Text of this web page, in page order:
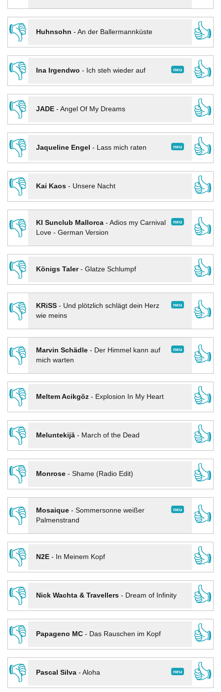
👎
Huhnsohn - An der Ballermannküste
👍
👎
neu
Ina Irgendwo - Ich steh wieder auf
👍
👎
JADE- Angel Of My Dreams
👍
👎
neu
Jaqueline Engel - Lass mich raten
👍
👎
Kai Kaos- Unsere Nacht
👍
👎
neu
KI Sunclub Mallorca- Adios my Carnival
Love - German Version
👍
👎
Königs Taler- Glatze Schlumpf
👍
👎
neu
KRiSS- Und plötzlich schlägt dein Herz
wie meins
👍
👎 neu
Marvin Schädle- Der Himmel kann auf
mich warten
👍
👎
Meltem Acikgöz- Explosion In My Heart
👍
👎
Meluntekijä- March of the Dead
👍
👎
Monrose- Shame (Radio Edit)
👍
👎
neu
Mosaique- Sommersonne weißer
Palmenstrand
👍
👎
N2E- In Meinem Kopf
👍
👎
Nick Wachta & Travellers- Dream of Infinity
👍
👎
Papageno MC- Das Rauschen im Kopf
👍
👎
neu
Pascal Silva- Aloha
👍